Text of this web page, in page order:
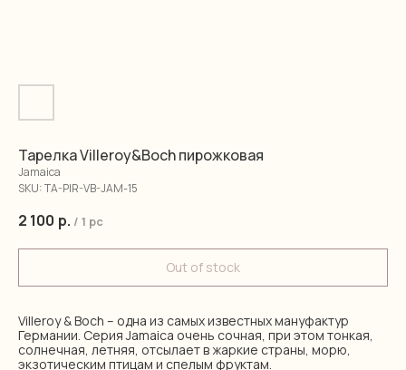
Тарелка Villeroy&Boch пирожковая
Jamaica
SKU:TA-PIR-VB-JAM-15
2 100 р. / 1 pc
Out of stock
Villeroy & Boch – одна из самых известных мануфактур
Германии. Серия Jamaica очень сочная, при этом тонкая,
солнечная, летняя, отсылает в жаркие страны, морю,
экзотическим птицам и спелым фруктам.